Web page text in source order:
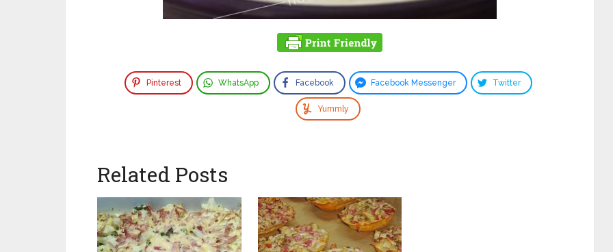
Pinterest WhatsApp Facebook Facebook Messenger Twitter
Yummly
Related Posts